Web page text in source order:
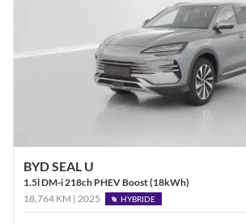
BYD SEAL U
1.5l DM-i 218ch PHEV Boost (18kWh)
18,764 KM | 2025
HYBRIDE